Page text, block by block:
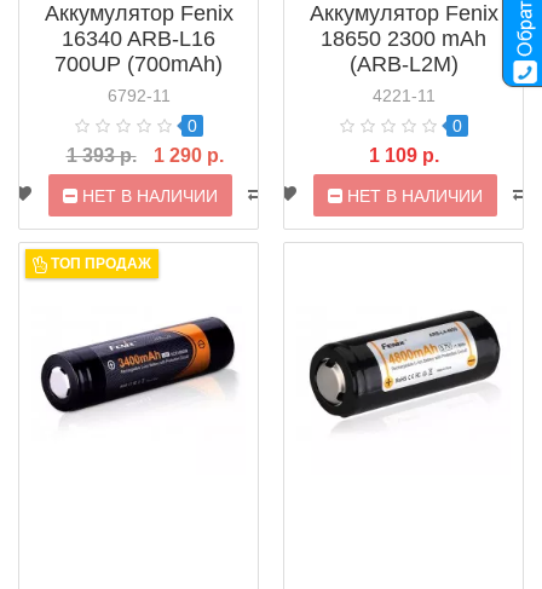
Аккумулятор Fenix
16340 ARB-L16
700UP (700mAh)
6792-11
0
1 393 р. 1 290 р.
НЕТ В НАЛИЧИИ
Аккумулятор Fenix
18650 2300 mAh
(ARB-L2M)
4221-11
0
1 109 р.
НЕТ В НАЛИЧИИ
ТОП ПРОДАЖ